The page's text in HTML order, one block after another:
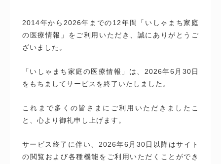
2014年から2026年までの12年間「いしゃまち家庭
の医療情報」をご利用いただき、誠にありがとうご
ざいました。
「いしゃまち家庭の医療情報」は、2026年6月30日
をもちましてサービスを終了いたしました。
これまで多くの皆さまにご利用いただきましたこ
と、心より御礼申し上げます。
サービス終了に伴い、2026年6月30日以降はサイト
の閲覧および各種機能をご利用いただくことができ